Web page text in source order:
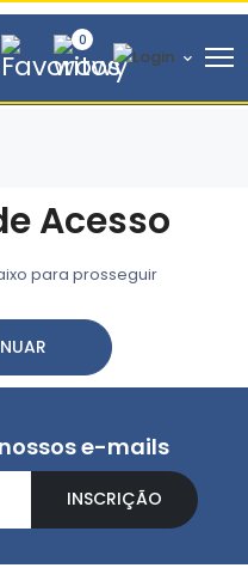
0
Acesso
para prosseguir
e-mails
INSCRIÇÃO